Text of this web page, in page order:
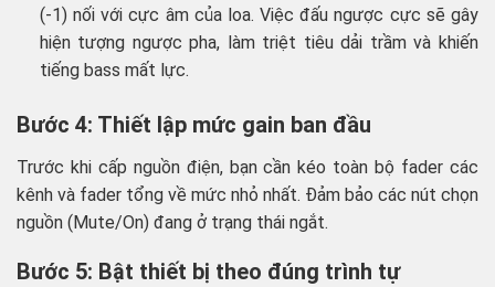
(-1) nối với cực âm của loa. Việc đấu ngược cực sẽ gây
hiện tượng ngược pha, làm triệt tiêu dải trầm và khiến
tiếng bass mất lực.
Bước 4: Thiết lập mức gain ban đầu
Trước khi cấp nguồn điện, bạn cần kéo toàn bộ fader các
kênh và fader tổng về mức nhỏ nhất. Đảm bảo các nút chọn
nguồn (Mute/On) đang ở trạng thái ngắt.
Bước 5: Bật thiết bị theo đúng trình tự